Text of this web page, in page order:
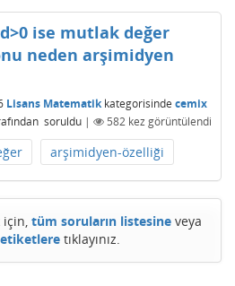
ise mutlak değer
neden arşimidyen
Lisans Matematikkategorisinde cemix
soruldu | 582kez görüntülendi
arşimidyen-özelliği
için, tüm soruların listesine veya
tıklayınız.